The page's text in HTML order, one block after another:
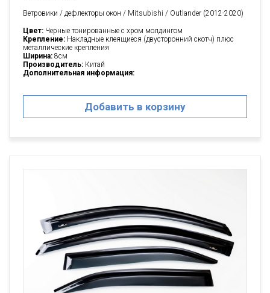
Ветровики / дефлекторы окон / Mitsubishi / Outlander (2012-2020)
Цвет: Черные тонированные с хром молдингом
Крепление: Накладные клеящиеся (двусторонний скотч) плюс
металлические крепления
Ширина: 8см
Производитель: Китай
Дополнительная информация:
Добавить в корзину